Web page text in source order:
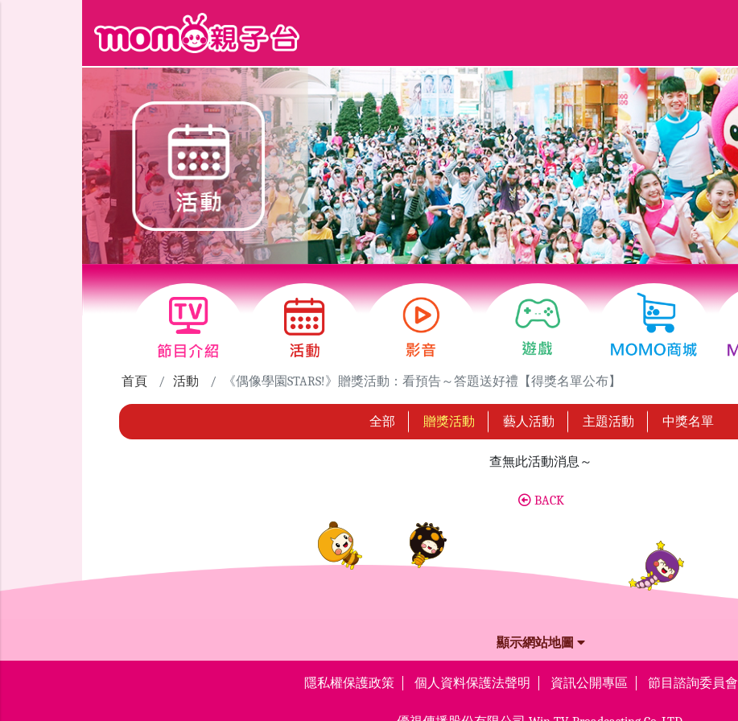
首頁 活動 《偶像學園STARS!》贈獎活動：看預告～答題送好禮【得獎名單公布】
全部 贈獎活動 藝人活動 主題活動 中獎名單
查無此活動消息～
BACK
顯示網站地圖
隱私權保護政策 個人資料保護法聲明 資訊公開專區 節目諮詢委員會